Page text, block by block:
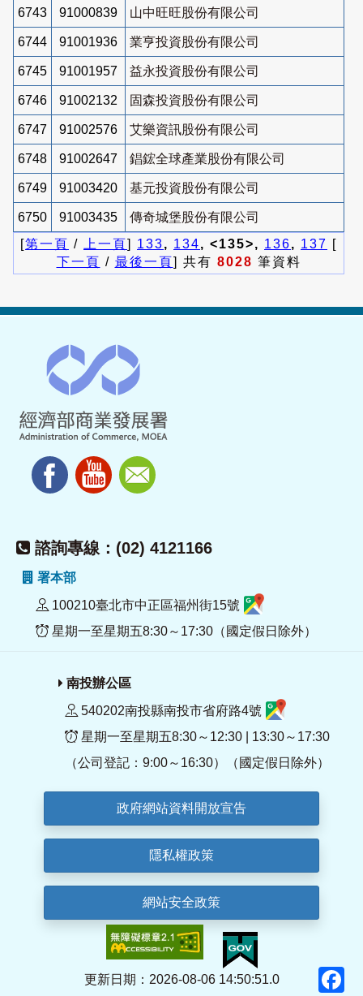
6743 91000839 山中旺旺股份有限公司
6744 91001936 業亨投資股份有限公司
6745 91001957 益永投資股份有限公司
6746 91002132 固森投資股份有限公司
6747 91002576 艾樂資訊股份有限公司
6748 91002647 錩鋐全球產業股份有限公司
6749 91003420 基元投資股份有限公司
6750 91003435
傳奇城堡股份有限公司
[第一頁 / 上一頁] 133, 134, <135>, 136, 137 [
下一頁 / 最後一頁] 共有 8028 筆資料
諮詢專線：(02) 4121166
署本部
100210臺北市中正區福州街15號
星期一至星期五8:30～17:30（國定假日除外）
南投辦公區
540202南投縣南投市省府路4號
星期一至星期五8:30～12:30 | 13:30～17:30
（公司登記：9:00～16:30）（國定假日除外）
政府網站資料開放宣告
隱私權政策
網站安全政策
更新日期：2026-08-06 14:50:51.0